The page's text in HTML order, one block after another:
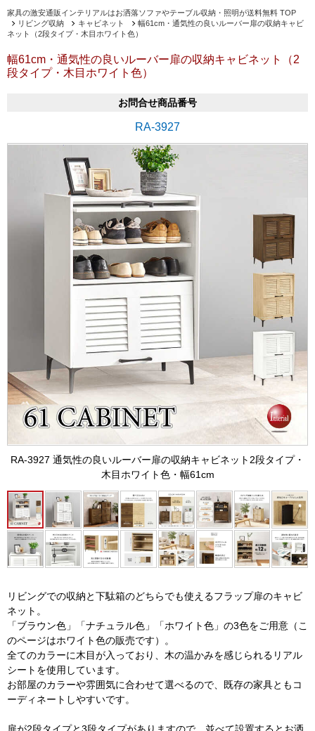
家具の激安通販インテリアルはお洒落ソファやテーブル収納・照明が送料無料 TOP
リビング収納
キャビネット
幅61cm・通気性の良いルーバー扉の収納キャビ
ネット（2段タイプ・木目ホワイト色）
幅61cm・通気性の良いルーバー扉の収納キャビネット（2
段タイプ・木目ホワイト色）
お問合せ商品番号
RA-3927
RA-3927 通気性の良いルーバー扉の収納キャビネット2段タイプ・
木目ホワイト色・幅61cm
リビングでの収納と下駄箱のどちらでも使えるフラップ扉のキャビ
ネット。
「ブラウン色」「ナチュラル色」「ホワイト色」の3色をご用意（こ
のページはホワイト色の販売です）。
全てのカラーに木目が入っており、木の温かみを感じられるリアル
シートを使用しています。
お部屋のカラーや雰囲気に合わせて選べるので、既存の家具ともコ
ーディネートしやすいです。
扉が2段タイプと3段タイプがありますので、並べて設置するとお洒